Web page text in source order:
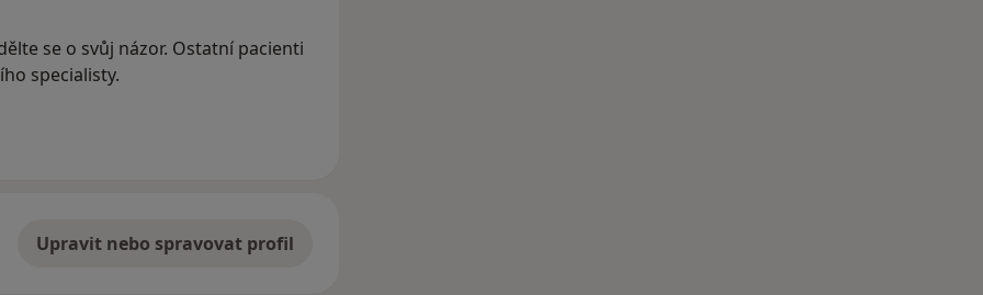
se o svůj názor. Ostatní pacienti
specialisty.
Upravit nebo spravovat profil